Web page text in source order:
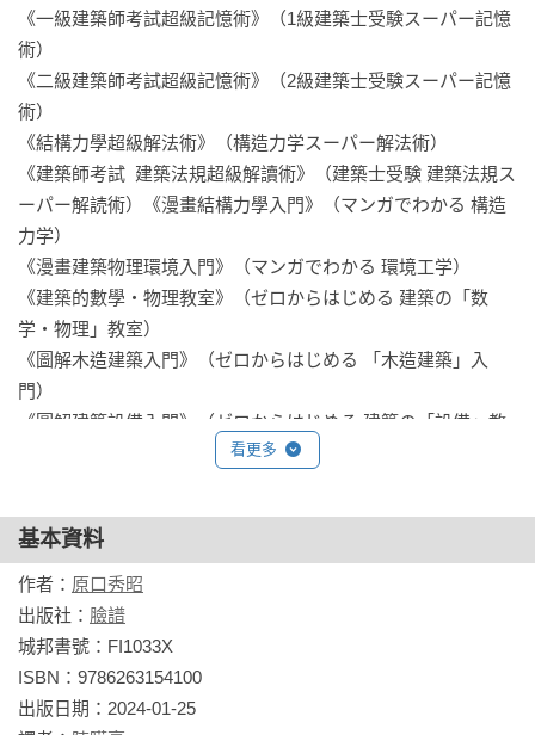
3 力的基本說明：力的三要素╱力矩╱力偶╱支點與反力╱集中
荷重與均布荷重╱均變荷重
4 內力：內力與應力╱彎矩╱剪力╱M與Q╱M的最大值╱M圖
的形狀
5 力與變形：應變╱虎克定律╱彈性模數╱彈性╱降伏點╱塑性
╱韌性、脆性╱斷面╱H型鋼╱斷面二次矩╱斷面一次矩╱E與I
的單位
6 應力：彎曲應力╱柱的應力╱剪應力╱σ、σb、τ總整理╱莫
爾圓╱剪應力開裂方向╱彎曲開裂方向╱主應力╱材料的強度
╱鋼材的規格╱木材的強度╱塑性鉸╱破壞荷重
7 撓度：共軛梁法╱撓度δ與撓角θ╱挫屈
8 靜不定結構（框架結構）：判別式╱共軛梁法的應用╱水平荷
重的框架
9 傾角變位法：傾角變位法的基本公式╱桿端彎矩╱載重項目╱
勁度與勁度比╱節點方程式╱有效勁度比╱傳遞彎矩╱層方程
式╱桿端M求得彎矩M╱彎矩分配法
《一級建築師考試超級記憶術》（1級建築士受験スーパー記憶
術）
《二級建築師考試超級記憶術》（2級建築士受験スーパー記憶
術）
《結構力學超級解法術》（構造力学スーパー解法術）
《建築師考試  建築法規超級解讀術》（建築士受験 建築法規ス
ーパー解読術）《漫畫結構力學入門》（マンガでわかる 構造
力学）
《漫畫建築物理環境入門》（マンガでわかる 環境工学）
《建築的數學・物理教室》（ゼロからはじめる 建築の「数
学・物理」教室）
《圖解木造建築入門》（ゼロからはじめる 「木造建築」入
門）
《圖解建築設備入門》（ゼロからはじめる 建築の「設備」教
門）
《圖解S造建築入門》（ゼロからはじめる 「S造建築」入門）
《圖解建築室內裝修設計入門》（ゼロからはじめる 建築の
「インテリア」入門）
《圖解建築施工入門》（ゼロからはじめる 建築の「施工」入
門）
《圖解建築結構入門》（ゼロからはじめる 建築の「構造」入
看更多
基本資料
作者： 原口秀昭
出版社： 臉譜
城邦書號：FI1033X
ISBN：9786263154100
出版日期：2024-01-25